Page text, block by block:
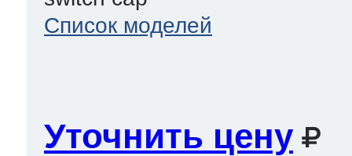
Список моделей
Уточнить цену